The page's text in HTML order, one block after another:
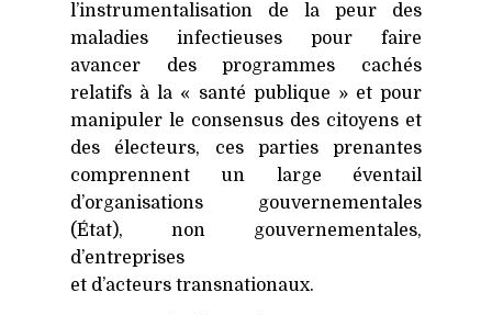
l’instrumentalisation de la peur des
maladies infectieuses pour faire
avancer des programmes cachés
relatifs à la « santé publique » et pour
manipuler le consensus des citoyens et
des électeurs, ces parties prenantes
comprennent un large éventail
d’organisations gouvernementales
(État), non gouvernementales,
d’entreprises
et d’acteurs transnationaux.